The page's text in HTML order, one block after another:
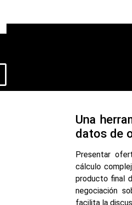
Una
datos de
Presentar
cálculo
producto final
negociación
facilita la